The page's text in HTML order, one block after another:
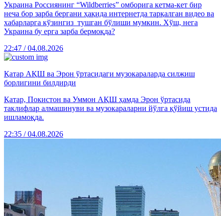
Украина Россиянинг “Wildberries” омборига кетма-кет бир
неча бор зарба бергани ҳақида интернетда тарқалган видео ва
хабарларга кўзингиз тушган бўлиши мумкин. Хўш, нега
Украина бу ерга зарба бермоқда?
22:47 / 04.08.2026
Қатар АҚШ ва Эрон ўртасидаги музокараларда силжиш
борлигини билдирди
Қатар, Покистон ва Уммон АҚШ ҳамда Эрон ўртасида
таклифлар алмашинуви ва музокараларни йўлга қўйиш устида
ишламоқда.
22:35 / 04.08.2026